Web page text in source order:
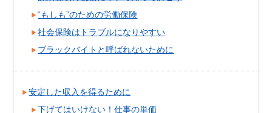
“もしも”のための労働保険
社会保険はトラブルになりやすい
ブラックバイトと呼ばれないために
安定した収入を得るために
下げてはいけない！仕事の単価